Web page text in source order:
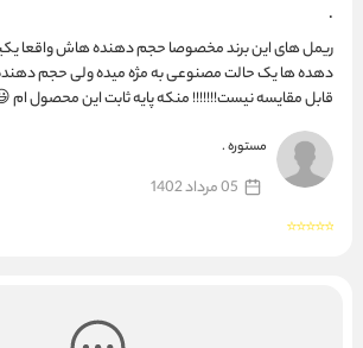
.
ریمل های این برند مخصوصا حجم دهنده هاش واقعا یکیه
دهده ها یک حالت مصنوعی به مژه میده ولی حجم دهنده
قابل مقایسه نیست!!!!!!! منکه پایه ثابت این محصول
مستوره .
05 مرداد 1402